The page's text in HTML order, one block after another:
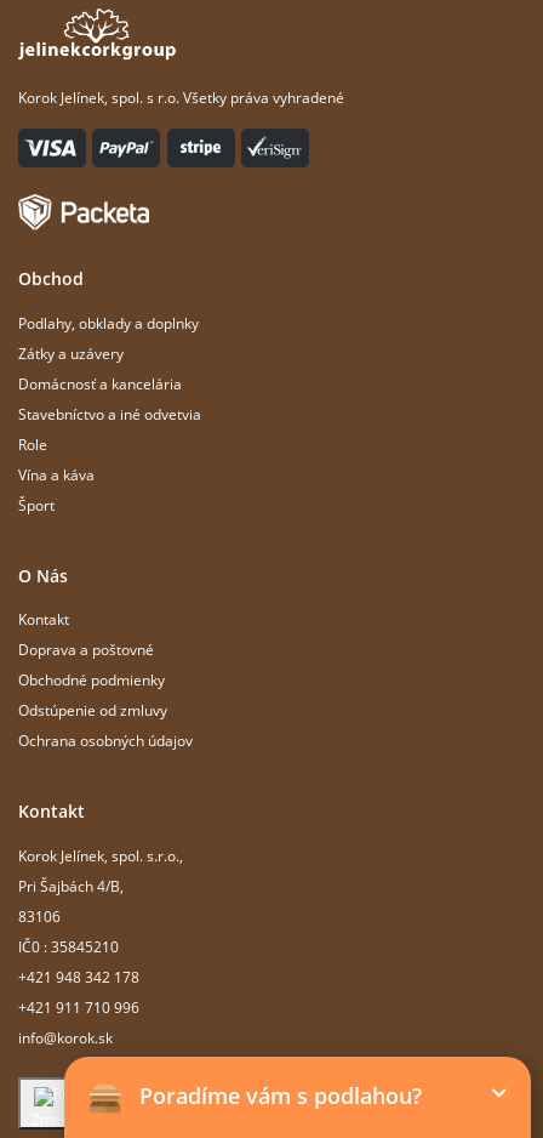
Poradíme vám s podlahou?
Korok Jelínek, spol. s r.o. Všetky práva vyhradené
Obchod
Podlahy, obklady a doplnky
Zátky a uzávery
Domácnosť a kancelária
Stavebníctvo a iné odvetvia
Role
Vína a káva
Šport
O Nás
Kontakt
Doprava a poštovné
Obchodné podmienky
Odstúpenie od zmluvy
Ochrana osobných údajov
Kontakt
Korok Jelínek, spol. s.r.o.,
Pri Šajbách 4/B,
83106
IČ0 : 35845210
+421 948 342 178
+421 911 710 996
info@korok.sk
Zmeniť nastavenie cookie